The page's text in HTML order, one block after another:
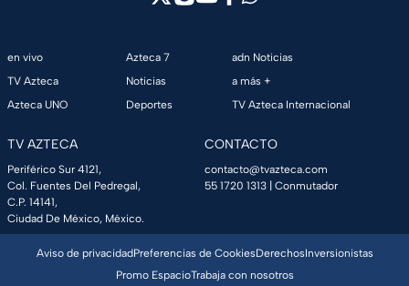
en vivo
TV Azteca
Azteca UNO
Azteca 7
Noticias
Deportes
adn Noticias
a más +
TV Azteca Internacional
TV AZTECA
Periférico Sur 4121,
Col. Fuentes Del Pedregal,
C.P. 14141,
Ciudad De México, México.
CONTACTO
contacto@tvazteca.com
55 1720 1313 | Conmutador
Aviso de privacidadPreferencias de CookiesDerechosInversionistas
Promo EspacioTrabaja con nosotros